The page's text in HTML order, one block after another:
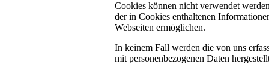
Cookies können nicht verwendet
der in Cookies enthaltenen
Webseiten ermöglichen.
In keinem Fall werden die von uns
mit personenbezogenen Daten